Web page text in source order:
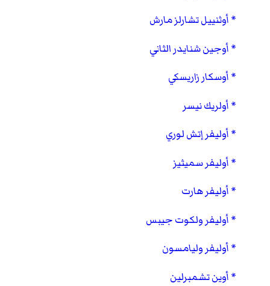
أوثنييل تشارلز مارش
أوجين شنايدر الثاني
أوسكار زاريسكي
أولريك نيسر
أوليفر إتش لوري
أوليفر سميثيز
أوليفر هارت
أوليفر ولكوت جيبس
أوليفر وليامسون
أوين تشمبرلين